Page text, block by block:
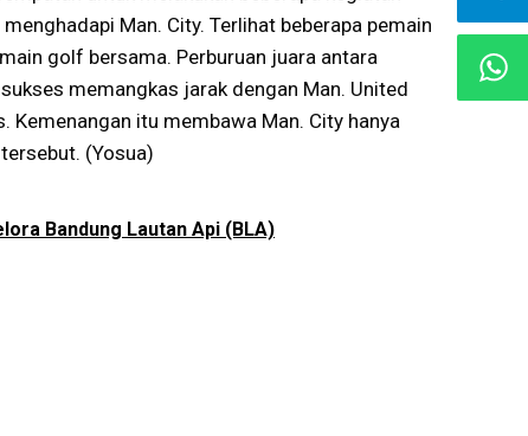
Man. City. Terlihat beberapa pemain
golf bersama. Perburuan juara antara
memangkas jarak dengan Man. United
Kemenangan itu membawa Man. City hanya
(Yosua)
Bandung Lautan Api (BLA)